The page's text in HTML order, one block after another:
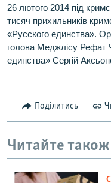
26 лютого 2014 під
тисяч прихильників
«Русского единства».
голова Меджлісу Рефат
единства» Сергій
Поділитись
Читайте також